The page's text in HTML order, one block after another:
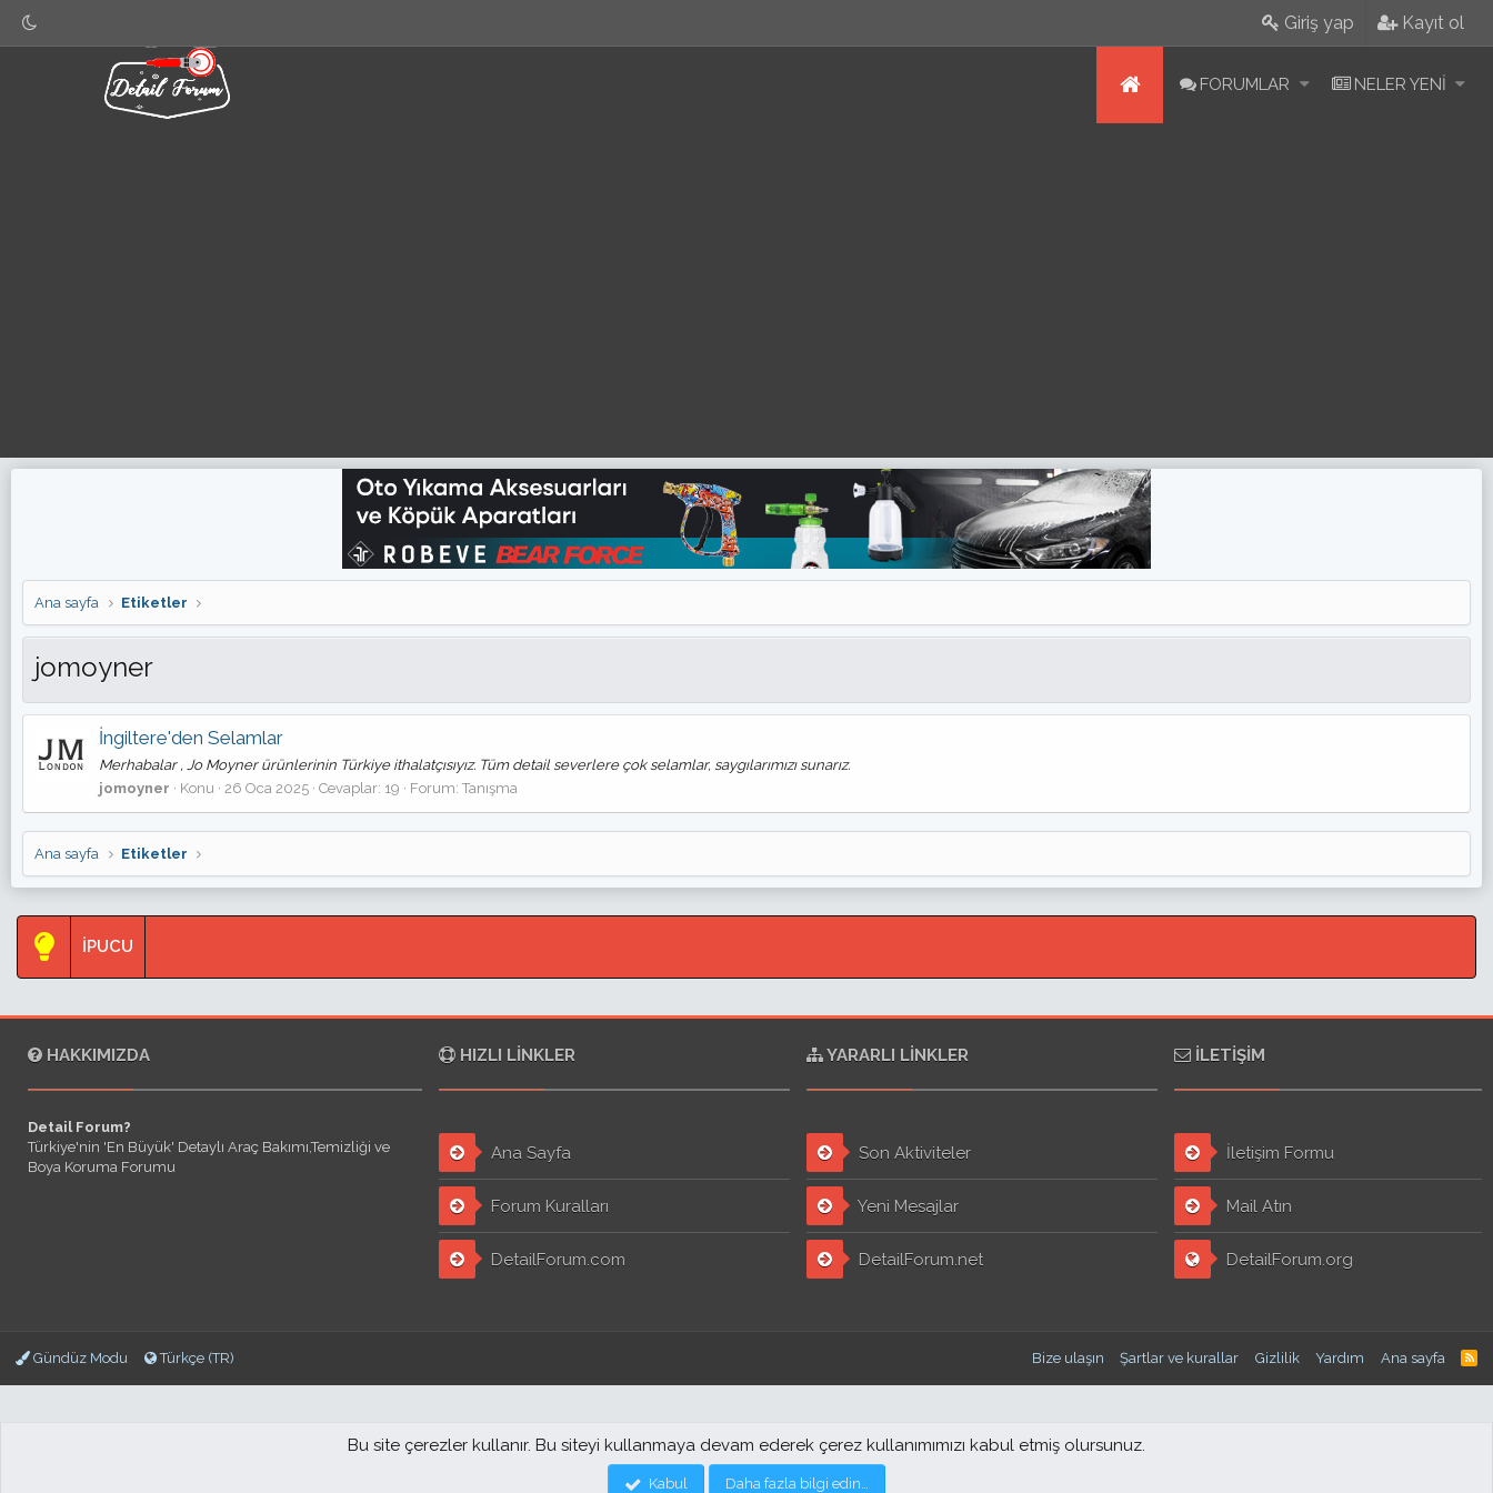
Giriş yap Kayıt ol
FORUMLAR NELER YENI
Ana sayfa Etiketler
jomoyner
İngiltere'den Selamlar
Merhabalar , Jo Moyner ürünlerinin Türkiye ithalatçısıyız. Tüm detail severlere çok selamlar, saygılarımızı sunarız.
jomoyner
Konu 26 Oca 2025 Cevaplar: 19 Forum: Tanışma
Ana sayfa Etiketler
İPUCU
HAKKIMIZDA
Detail Forum?
Türkiye'nin 'En Büyük' Detaylı Araç Bakımı,Temizliği ve
Boya Koruma Forumu
HIZLI LINKLER
Ana Sayfa
Forum Kuralları
DetailForum.com
YARARLI LINKLER
Son Aktiviteler
Yeni Mesajlar
DetailForum.net
İLETIŞIM
İletişim Formu
Mail Atın
DetailForum.org
Gündüz Modu Türkçe (TR) Bize ulaşın Şartlar ve kurallar Gizlilik Yardım Ana sayfa
Bu site çerezler kullanır. Bu siteyi kullanmaya devam ederek çerez kullanımımızı kabul etmiş olursunuz.
Kabul Daha fazla bilgi edin…